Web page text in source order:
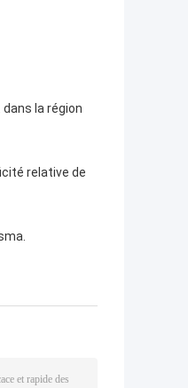
la région
relative de